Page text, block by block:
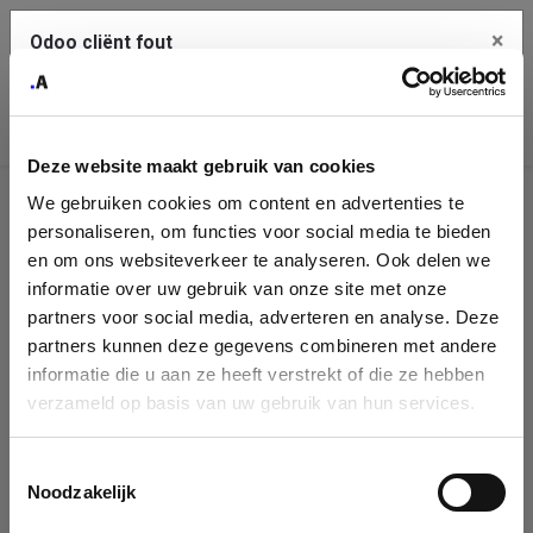
Deze website maakt gebruik van cookies
We gebruiken cookies om content en advertenties te
personaliseren, om functies voor social media te bieden
en om ons websiteverkeer te analyseren. Ook delen we
informatie over uw gebruik van onze site met onze
partners voor social media, adverteren en analyse. Deze
partners kunnen deze gegevens combineren met andere
informatie die u aan ze heeft verstrekt of die ze hebben
verzameld op basis van uw gebruik van hun services.
Noodzakelijk
Identificatie
onderneming
Please fill in your company details
You can search a company in our database by name, VAT or
enterprise ID. When a company is selected it will auto-complete the
form. If you don't find your company in our database, you can create
Odoo cliënt fout ×
klembord
Je dient de kopieer knop te gebruiken om de fout te melden
aan support.
Bekijk details